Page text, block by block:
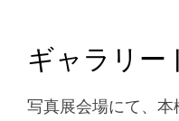
ギャラリー
写真展会場にて、